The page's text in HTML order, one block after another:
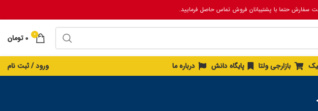
سفارش حتما با پشتیبانان فروش تماس حاصل فرمایید.
0
0 تومان
بازارجی ولتا پایگاه دانش درباره ما ورود / ثبت نام